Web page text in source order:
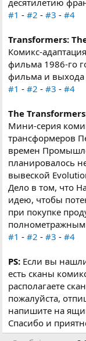
#1 -#2 -#3 -#4
Transformers:
Комикс-
фильма 1986-го
фильма и выхода
#1 -#2 -#3 -#4
The
Мини-серия
трансформеров
времен
планировалось
вывеской
Дело в том, что
идею, чтобы
при покупке
#1 -#2 -#3 -#4
PS: Если вы
есть сканы
располагаете
пожалуйста,
напишите на
Спасибо и